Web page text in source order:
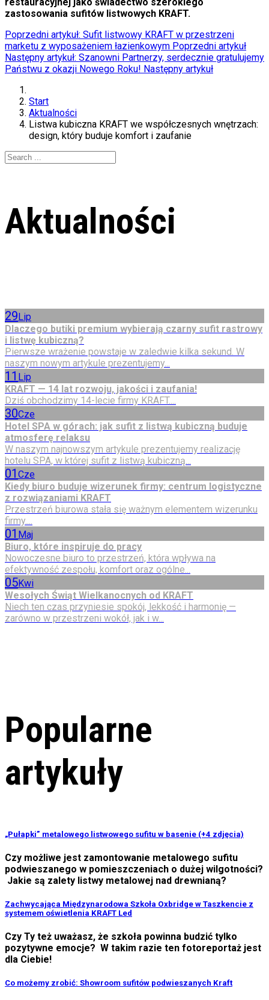
zastosowania sufitów listwowych KRAFT.
Poprzedni artykuł: Sufit listwowy KRAFT w przestrzeni
marketu z wyposażeniem łazienkowym Poprzedni artykuł
Następny artykuł: Szanowni Partnerzy, serdecznie gratulujemy
Państwu z okazji Nowego Roku! Następny artykuł
Start
Aktualności
Listwa kubiczna KRAFT we współczesnych wnętrzach:
design, który buduje komfort i zaufanie
Aktualności
29Lip
Dlaczego butiki premium wybierają czarny sufit rastrowy
i listwę kubiczną?
Pierwsze wrażenie powstaje w zaledwie kilka sekund. W
naszym nowym artykule prezentujemy...
11 Lip
KRAFT — 14 lat rozwoju, jakości i zaufania!
Dziś obchodzimy 14-lecie firmy KRAFT....
30Cze
Hotel SPA w górach: jak sufit z listwą kubiczną buduje
atmosferę relaksu
W naszym najnowszym artykule prezentujemy realizację
hotelu SPA, w której sufit z listwą kubiczną...
01 Cze
Kiedy biuro buduje wizerunek firmy: centrum logistyczne
z rozwiązaniami KRAFT
Przestrzeń biurowa stała się ważnym elementem wizerunku
firmy....
01 Maj
Biuro, które inspiruje do pracy
Nowoczesne biuro to przestrzeń, która wpływa na
efektywność zespołu, komfort oraz ogólne...
05Kwi
Wesołych Świąt Wielkanocnych od KRAFT
Niech ten czas przyniesie spokój, lekkość i harmonię —
zarówno w przestrzeni wokół, jak i w...
Popularne
artykuły
„Pułapki” metalowego listwowego sufitu w basenie (+4 zdjęcia)
Czy możliwe jest zamontowanie metalowego sufitu
podwieszanego w pomieszczeniach o dużej wilgotności?
Jakie są zalety listwy metalowej nad drewnianą?
Zachwycająca Międzynarodowa Szkoła Oxbridge w Taszkencie z
systemem oświetlenia KRAFT Led
Czy Ty też uważasz, że szkoła powinna budzić tylko
pozytywne emocje? W takim razie ten fotoreportaż jest
dla Ciebie!
Co możemy zrobić: Showroom sufitów podwieszanych Kraft